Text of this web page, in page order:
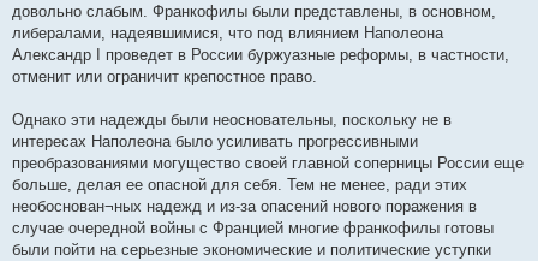
довольно слабым. Франкофилы были представлены, в основном,
либералами, надеявшимися, что под влиянием Наполеона
Александр I проведет в России буржуазные реформы, в частности,
отменит или ограничит крепостное право.
Однако эти надежды были неосновательны, поскольку не в
интересах Наполеона было усиливать прогрессивными
преобразованиями могущество своей главной соперницы России еще
больше, делая ее опасной для себя. Тем не менее, ради этих
необоснован¬ных надежд и из-за опасений нового поражения в
случае очередной войны с Францией многие франкофилы готовы
были пойти на серьезные экономические и политические уступки